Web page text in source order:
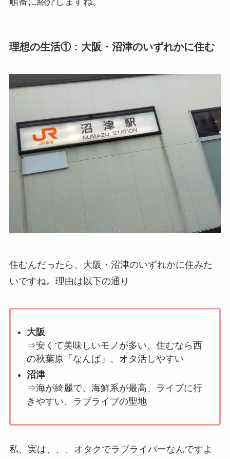
理想の生活①：大阪・沼津のいずれかに住む
住むんだったら、大阪・沼津のいずれかに住みた
いですね。理由は以下の通り
大阪
⇒安くて美味しいモノが多い、住むなら西
の秋葉原「なんば」、オタ活しやすい
沼津
⇒海が綺麗で、海鮮系が最高、ライブに行
きやすい、ラブライブの聖地
私、実は、、、オタクでラブライバーなんですよ